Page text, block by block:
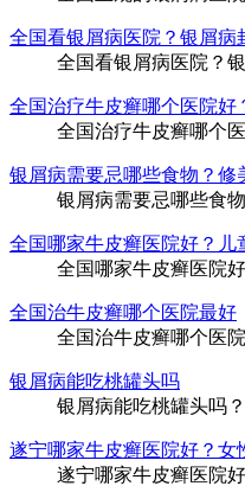
全国看银屑病医院？银屑病
全国看银屑病医院？
全国治疗牛皮癣哪个医院好
全国治疗牛皮癣哪个
银屑病需要忌哪些食物？修
银屑病需要忌哪些食
全国哪家牛皮癣医院好？儿
全国哪家牛皮癣医院
全国治牛皮癣哪个医院最好
全国治牛皮癣哪个医
银屑病能吃桃罐头吗
银屑病能吃桃罐头吗
遂宁哪家牛皮癣医院好？女
遂宁哪家牛皮癣医院